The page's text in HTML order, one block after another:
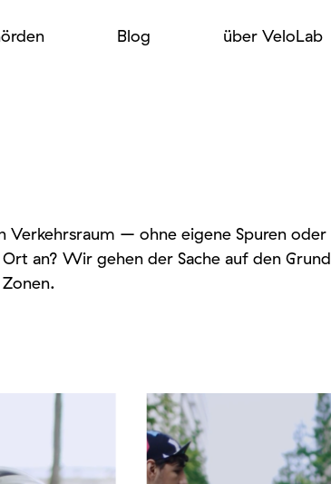
Blog über VeloLab
Verkehrsraum – ohne eigene Spuren oder
an? Wir gehen der Sache auf den Grund